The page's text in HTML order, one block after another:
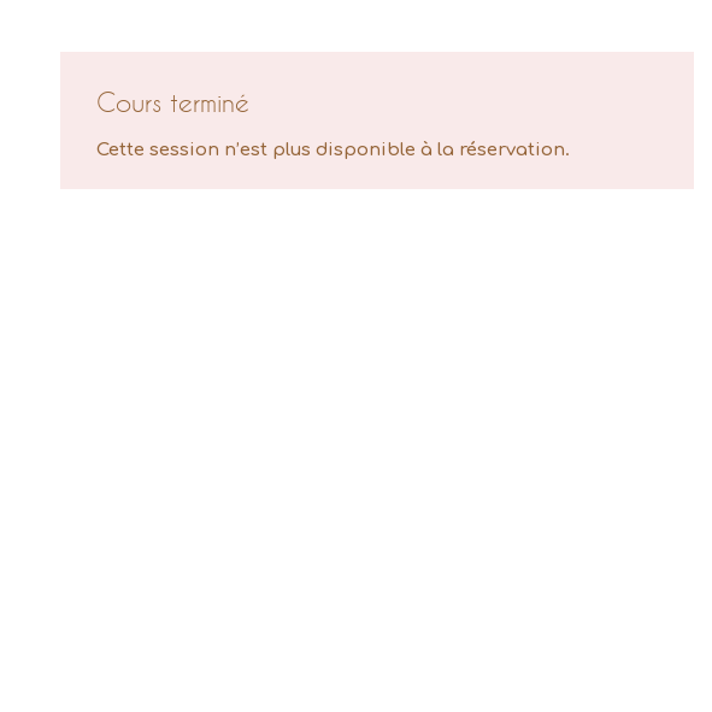
Cours terminé
Cette session n’est plus disponible à la réservation.